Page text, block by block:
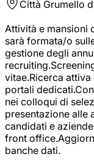
Città Grumello
Attività e mansioni
sarà formata/o
gestione degli
vitae.Ricerca
portali
nei colloqui di
presentazione alle
candidati e
front
banche dati.